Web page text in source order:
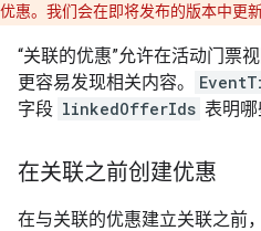
优惠。我们会在即将发布的版本中更新
“关联的优惠”允许在活动门票
更容易发现相关内容。
字段 linkedOfferIds 表明哪
在关联之前创建优惠
在与关联的优惠建立关联之前